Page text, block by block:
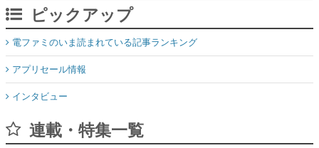
ピックアップ
電ファミのいま読まれている記事ランキング
アプリセール情報
インタビュー
連載・特集一覧